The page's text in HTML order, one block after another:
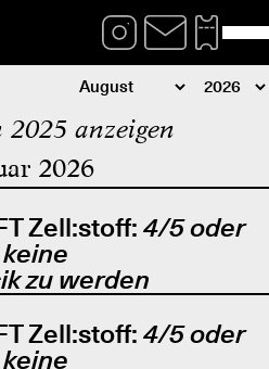
2025 anzeigen
2026
Zell:stoff: 4/5 oder
zu werden
Zell:stoff: 4/5 oder